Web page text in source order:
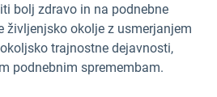
bolj zdravo in na podnebne
življenjsko okolje z usmerjanjem
trajnostne dejavnosti,
podnebnim spremembam.